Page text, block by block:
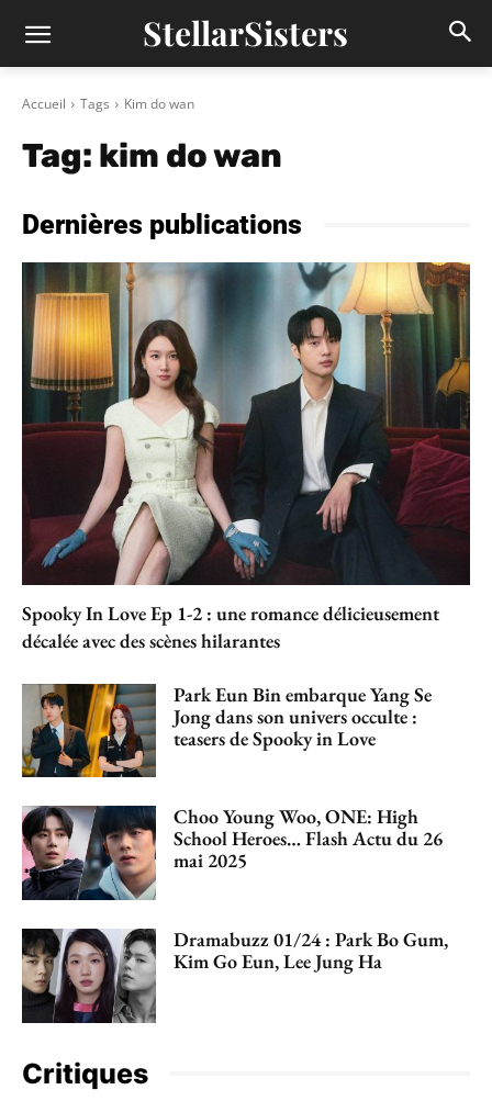
StellarSisters
Accueil Tags Kim do wan
Tag: kim do wan
Dernières publications
Spooky In Love Ep 1-2 : une romance délicieusement
décalée avec des scènes hilarantes
Park Eun Bin embarque Yang Se
Jong dans son univers occulte :
teasers de Spooky in Love
Choo Young Woo, ONE: High
School Heroes… Flash Actu du 26
mai 2025
Dramabuzz 01/24 : Park Bo Gum,
Kim Go Eun, Lee Jung Ha
Critiques